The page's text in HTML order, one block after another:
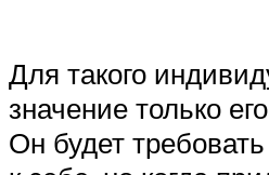
Для такого
значение только
Он будет